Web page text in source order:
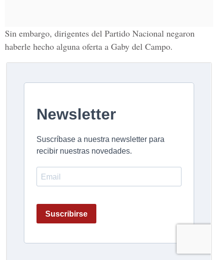
Sin embargo, dirigentes del Partido Nacional negaron
haberle hecho alguna oferta a Gaby del Campo.